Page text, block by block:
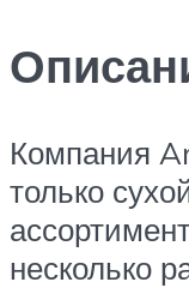
Компания
только
несколько